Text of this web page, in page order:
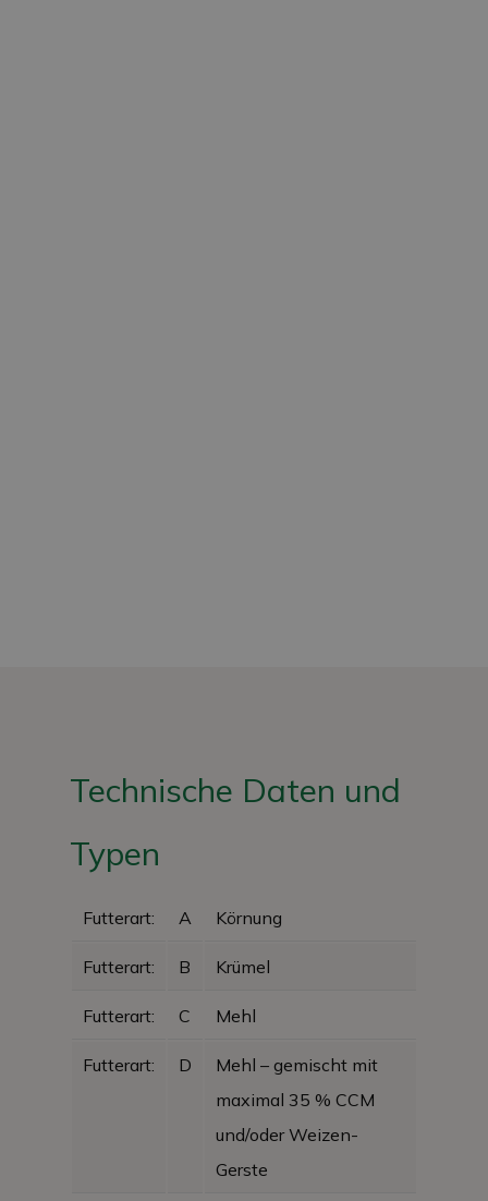
Technische Daten und
Typen
Futterart: A Körnung
Futterart: B Krümel
Futterart: C Mehl
Futterart: D
Mehl – gemischt mit
maximal 35 % CCM
und/oder Weizen-
Gerste